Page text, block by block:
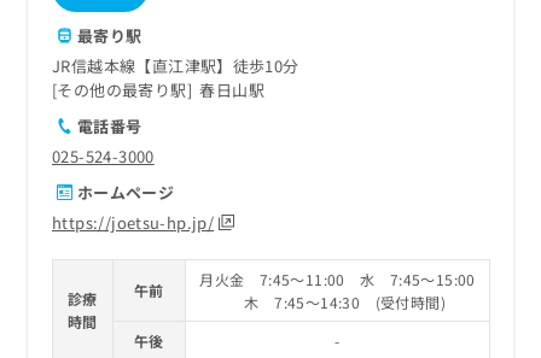
最寄り駅
JR信越本線【直江津駅】徒歩10分
その他の最寄り駅
春日山駅
電話番号
025-524-3000
ホームページ
https://joetsu-hp.jp/
診療
時間
午前
月火金 7:45～11:00 水 7:45～15:00
木 7:45～14:30 (受付時間)
午後
-